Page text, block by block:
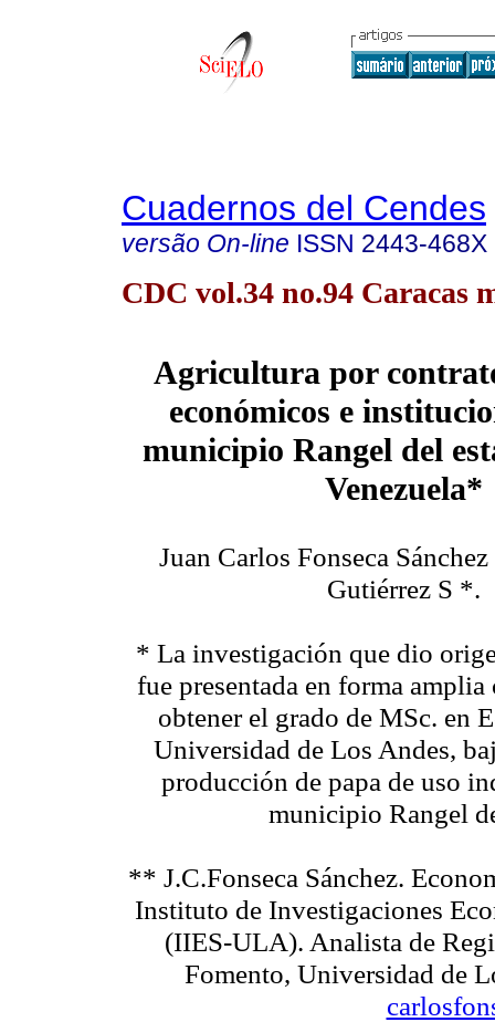
Cuadernos del Cendes
versão On-line ISSN 2443-468X
CDC vol.34 no.94 Caracas
Agricultura por
económicos e
municipio Rangel del
Venezuela*
Juan Carlos Fonseca
Gutiérrez S *.
* La investigación que dio
fue presentada en forma amplia
obtener el grado de MSc. en
Universidad de Los Andes,
producción de papa de uso
municipio Rangel
** J.C.Fonseca Sánchez.
Instituto de Investigaciones
(IIES-ULA). Analista de
Fomento, Universidad de